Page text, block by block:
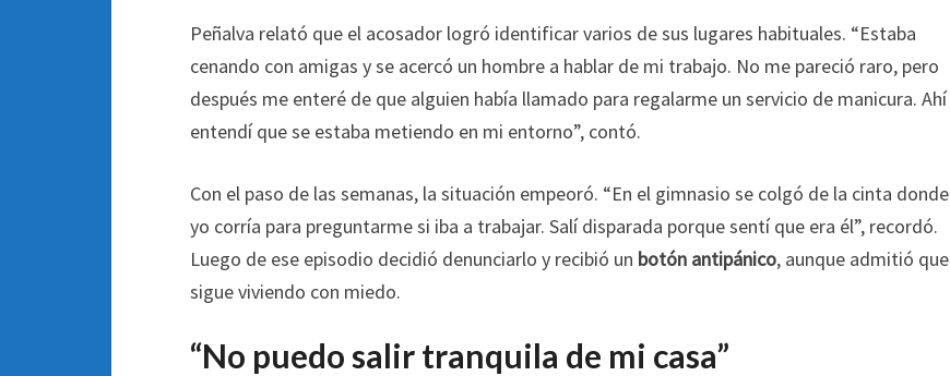
Peñalva relató que el acosador logró identificar varios de sus lugares habituales. “Estaba
cenando con amigas y se acercó un hombre a hablar de mi trabajo. No me pareció raro, pero
después me enteré de que alguien había llamado para regalarme un servicio de manicura. Ahí
entendí que se estaba metiendo en mi entorno”, contó.
Con el paso de las semanas, la situación empeoró. “En el gimnasio se colgó de la cinta donde
yo corría para preguntarme si iba a trabajar. Salí disparada porque sentí que era él”, recordó.
Luego de ese episodio decidió denunciarlo y recibió un botón antipánico, aunque admitió que
sigue viviendo con miedo.
“No puedo salir tranquila de mi casa”